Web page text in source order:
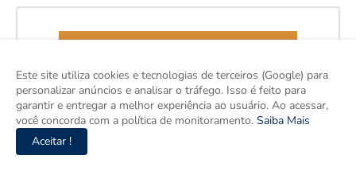
Este site utiliza cookies e tecnologias de terceiros (Google) para
personalizar anúncios e analisar o tráfego. Isso é feito para
garantir e entregar a melhor experiência ao usuário. Ao acessar,
você concorda com a política de monitoramento. Saiba Mais
Aceitar !